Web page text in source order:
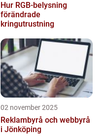
Hur RGB-belysning
förändrade
kringutrustning
02 november 2025
Reklambyrå och webbyrå
i Jönköping